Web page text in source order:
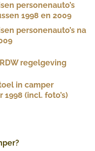
personenauto’s
1998 en 2009
personenauto’s na
regelgeving
in camper
(incl. foto’s)